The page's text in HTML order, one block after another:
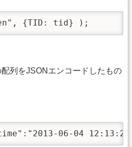
{TID: tid} );
列をJSONエンコードしたもの
06-04